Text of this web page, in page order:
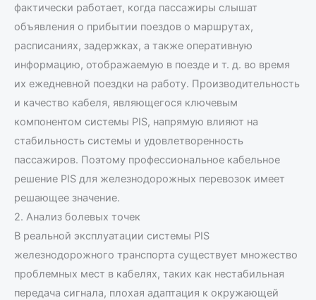
фактически работает, когда пассажиры слышат
объявления о прибытии поездов о маршрутах,
расписаниях, задержках, а также оперативную
информацию, отображаемую в поезде и т. д. во время
их ежедневной поездки на работу. Производительность
и качество кабеля, являющегося ключевым
компонентом системы PIS, напрямую влияют на
стабильность системы и удовлетворенность
пассажиров. Поэтому профессиональное кабельное
решение PIS для железнодорожных перевозок имеет
решающее значение.
2. Анализ болевых точек
В реальной эксплуатации системы PIS
железнодорожного транспорта существует множество
проблемных мест в кабелях, таких как нестабильная
передача сигнала, плохая адаптация к окружающей